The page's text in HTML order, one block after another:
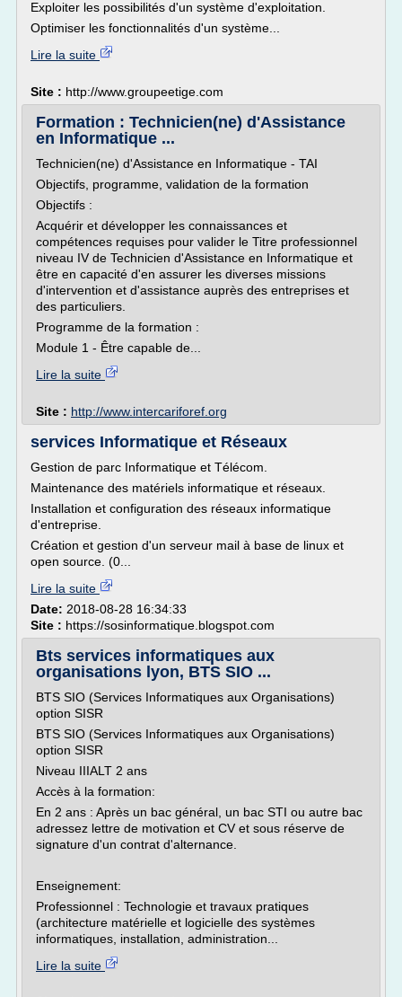
Exploiter les possibilités d'un système d'exploitation.
Optimiser les fonctionnalités d'un système...
Lire la suite
Site : http://www.groupeetige.com
Formation : Technicien(ne) d'Assistance
en Informatique ...
Technicien(ne) d'Assistance en Informatique - TAI
Objectifs, programme, validation de la formation
Objectifs :
Acquérir et développer les connaissances et
compétences requises pour valider le Titre professionnel
niveau IV de Technicien d'Assistance en Informatique et
être en capacité d'en assurer les diverses missions
d'intervention et d'assistance auprès des entreprises et
des particuliers.
Programme de la formation :
Module 1 - Être capable de...
Lire la suite
Site : http://www.intercariforef.org
services Informatique et Réseaux
Gestion de parc Informatique et Télécom.
Maintenance des matériels informatique et réseaux.
Installation et configuration des réseaux informatique
d'entreprise.
Création et gestion d'un serveur mail à base de linux et
open source. (0...
Lire la suite
Date: 2018-08-28 16:34:33
Site : https://sosinformatique.blogspot.com
Bts services informatiques aux
organisations lyon, BTS SIO ...
BTS SIO (Services Informatiques aux Organisations)
option SISR
BTS SIO (Services Informatiques aux Organisations)
option SISR
Niveau IIIALT 2 ans
Accès à la formation:
En 2 ans : Après un bac général, un bac STI ou autre bac
adressez lettre de motivation et CV et sous réserve de
signature d'un contrat d'alternance.
Enseignement:
Professionnel : Technologie et travaux pratiques
(architecture matérielle et logicielle des systèmes
informatiques, installation, administration...
Lire la suite